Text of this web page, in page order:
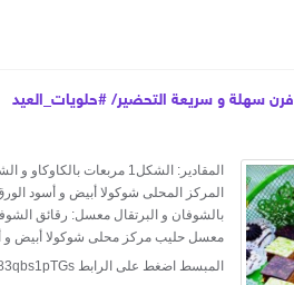
سهلة و سريعة التحضير/ #حلويات_العيد
المقادير: الشكل1 مربعات
بالشوفان و البرتقال معسل: رقائق
معسل حليب مركز محلى شوكولا أبيض و
المبسط اضغط على الرابط https://youtu.be/J83qbs1pTGs